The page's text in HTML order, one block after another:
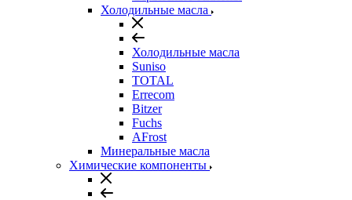
Холодильные масла
Холодильные масла
Suniso
TOTAL
Errecom
Bitzer
Fuchs
AFrost
Минеральные масла
Химические компоненты